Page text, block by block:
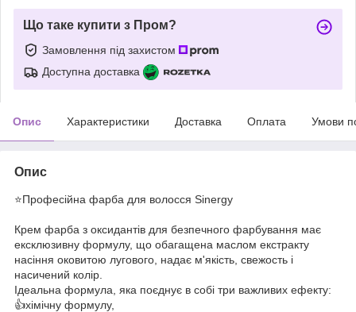
Що таке купити з Пром?
Замовлення під захистом
Доступна доставка
Опис Характеристики Доставка Оплата Умови
Опис
⭐️Професійна фарба для волосся Sinergy
Крем фарба з оксидантів для безпечного фарбування має
ексклюзивну формулу, що обагащена маслом екстракту
насіння оковитою лугового, надає м'якість, свежость і
насичений колір.
Ідеальна формула, яка поєднує в собі три важливих ефекту:
👍хімічну формулу,